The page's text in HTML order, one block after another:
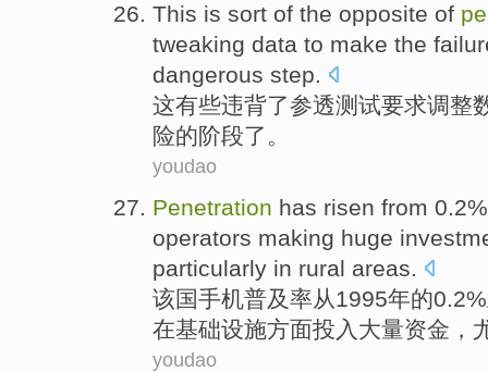
This is sort of the opposite of
tweaking data to make the
dangerous step.
这有些违背了参透测试要求调整
险的阶段了。
youdao
Penetration has risen from
operators making huge
particularly in rural areas.
该国手机普及率从1995年的0.2%
在基础设施方面投入 大量资金，
youdao